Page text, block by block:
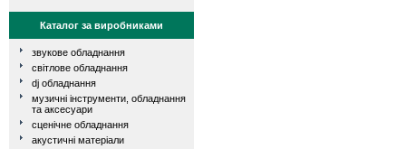
Каталог за виробниками
звукове обладнання
світлове обладнання
dj обладнання
музичні інструменти, обладнання
та аксесуари
сценічне обладнання
акустичні матеріали